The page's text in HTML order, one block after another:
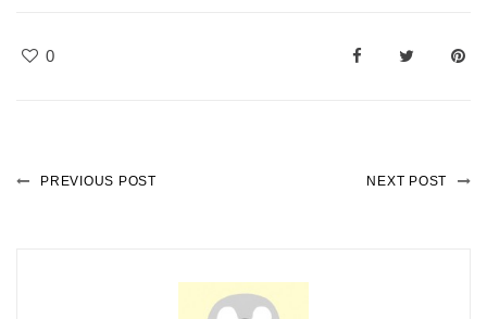
0
PREVIOUS POST NEXT POST